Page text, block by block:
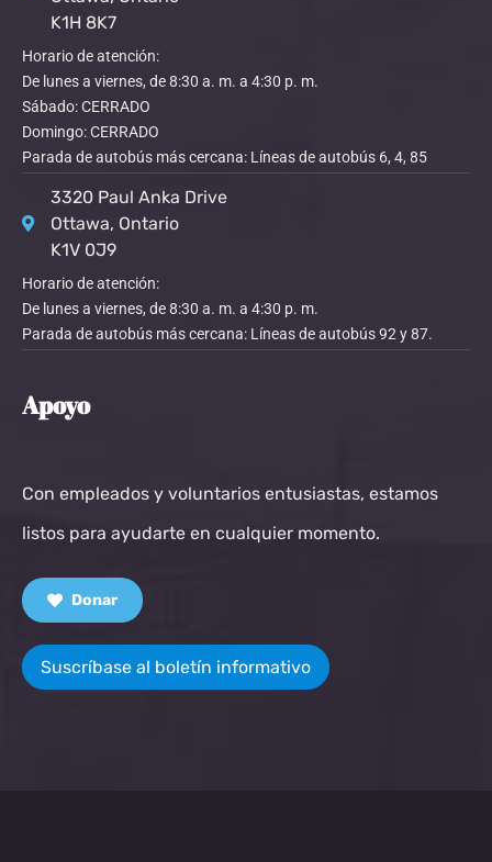
K1H 8K7
Horario de atención:
De lunes a viernes, de 8:30 a. m. a 4:30 p. m.
Sábado: CERRADO
Domingo: CERRADO
Parada de autobús más cercana: Líneas de autobús 6, 4, 85
3320 Paul Anka Drive
Ottawa, Ontario
K1V 0J9
Horario de atención:
De lunes a viernes, de 8:30 a. m. a 4:30 p. m.
Parada de autobús más cercana: Líneas de autobús 92 y 87.
Apoyo
Con empleados y voluntarios entusiastas, estamos
listos para ayudarte en cualquier momento.
Donar
Suscríbase al boletín informativo